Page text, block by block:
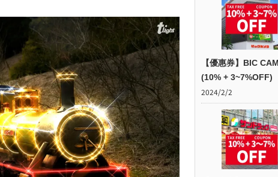
【優惠券】BIC
(10% + 3~7%OFF)
2024/2/2